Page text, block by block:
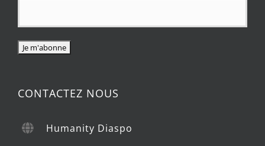
CONTACTEZ NOUS
Humanity Diaspo